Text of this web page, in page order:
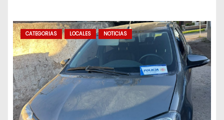
CATEGORIAS LOCALES NOTICIAS